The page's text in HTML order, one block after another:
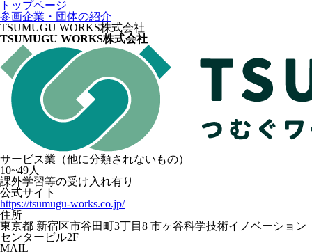
トップページ
参画企業・団体の紹介
TSUMUGU WORKS株式会社
TSUMUGU WORKS株式会社
サービス業（他に分類されないもの）
10~49人
課外学習等の受け入れ有り
公式サイト
https://tsumugu-works.co.jp/
住所
東京都 新宿区市谷田町3丁目8 市ヶ谷科学技術イノベーション
センタービル2F
MAIL